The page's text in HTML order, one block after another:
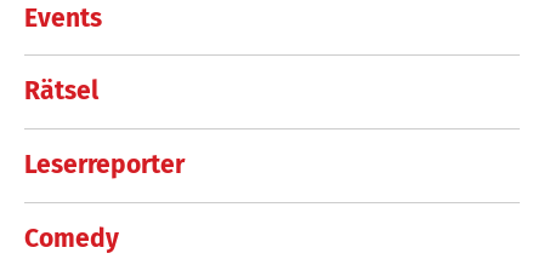
Events
Rätsel
Leserreporter
Comedy